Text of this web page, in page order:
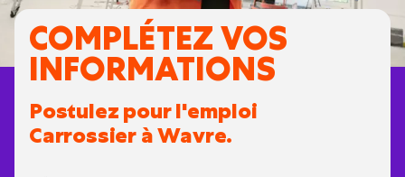
COMPLÉTEZ VOS
INFORMATIONS
Postulez pour l'emploi
Carrossier à Wavre.